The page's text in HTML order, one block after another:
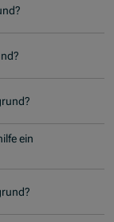
ein